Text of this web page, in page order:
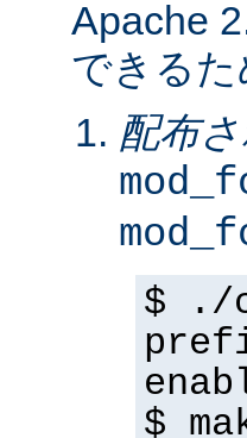
Apache
できる
配布
$ ./
$